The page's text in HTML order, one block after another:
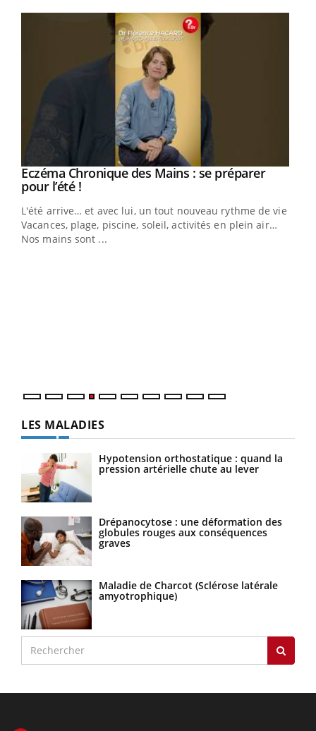
Youtube
Eczéma Chronique des Mains : se préparer
pour l’été !Youtube
L'été arrive… et avec lui, un tout nouveau rythme de vie !
Vacances, plage, piscine, soleil, activités en plein air…
Nos mains sont ...
LES MALADIES
Hypotension orthostatique : quand la
pression artérielle chute au lever
Drépanocytose : une déformation des
globules rouges aux conséquences
graves
Maladie de Charcot (Sclérose latérale
amyotrophique)